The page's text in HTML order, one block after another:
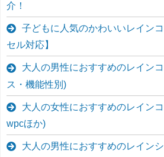
介！
子どもに人気のかわいいレイン
セル対応】
大人の男性におすすめのレイン
ス・機能性別)
大人の女性におすすめのレイン
wpcほか)
大人の男性におすすめのレイン